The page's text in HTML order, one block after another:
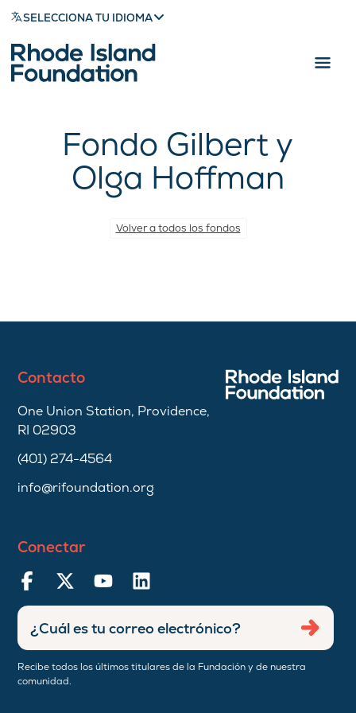
SELECCIONA TU IDIOMA
Fondo Gilbert y
Olga Hoffman
Volver a todos los fondos
Contacto
One Union Station, Providence,
RI 02903
(401) 274-4564
info@rifoundation.org
Conectar
Recibe todos los últimos titulares de la Fundación y de nuestra
comunidad.
Ingresar
dirección
de
correo
Enviar